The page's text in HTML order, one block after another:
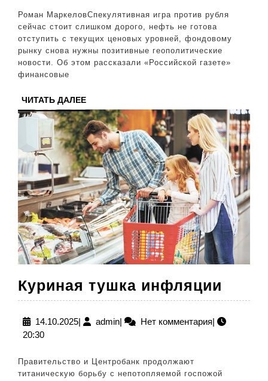
нефтью
и
биржей
на
17
по
23
ноября
Роман МаркеловСпекулятивная игра против рубля
сейчас стоит слишком дорого, нефть не готова
отступить с текущих ценовых уровней, фондовому
рынку снова нужны позитивные геополитические
новости. Об этом рассказали «Российской газете»
финансовые
ЧИТАТЬ ДАЛЕЕЧИТАТЬ
ДАЛЕЕ
Куриная тушка инфляции
14.10.202514.10.2025
| adminadmin
| Нет комментария|
20:30
Правительство и Центробанк продолжают
титаническую борьбу с непотопляемой госпожой